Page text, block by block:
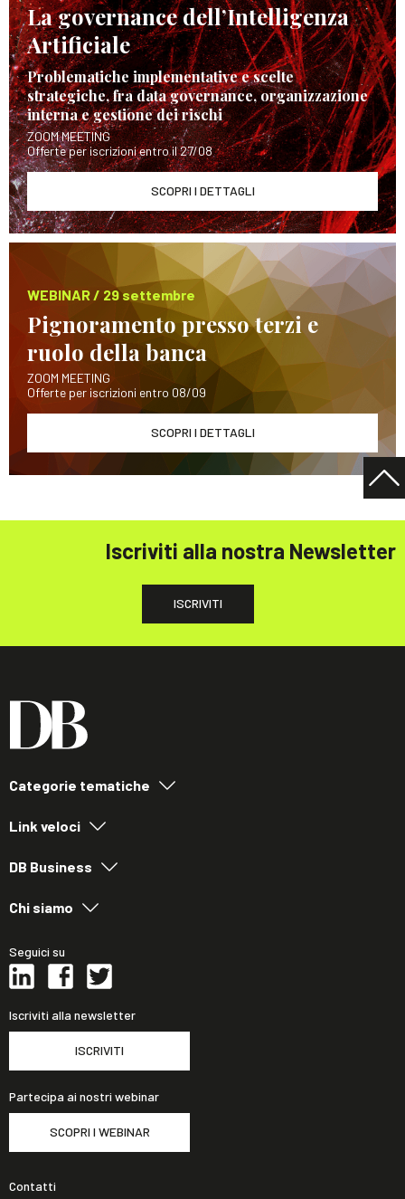
La governance dell’Intelligenza
Artificiale
Problematiche implementative e scelte
strategiche, fra data governance, organizzazione
interna e gestione dei rischi
ZOOM MEETING
Offerte per iscrizioni entro il 27/08
SCOPRI I DETTAGLI
WEBINAR / 29 settembre
Pignoramento presso terzi e
ruolo della banca
ZOOM MEETING
Offerte per iscrizioni entro 08/09
SCOPRI I DETTAGLI
Iscriviti alla nostra Newsletter
ISCRIVITI
Categorie tematiche
Link veloci
DB Business
Chi siamo
Seguici su
Iscriviti alla newsletter
ISCRIVITI
Partecipa ai nostri webinar
SCOPRI I WEBINAR
Contatti